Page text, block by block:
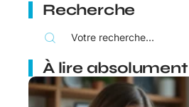
Recherche
À lire absolument